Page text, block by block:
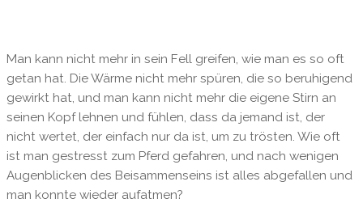
Man kann nicht mehr in sein Fell greifen, wie man es so oft
getan hat. Die Wärme nicht mehr spüren, die so beruhigend
gewirkt hat, und man kann nicht mehr die eigene Stirn an
seinen Kopf lehnen und fühlen, dass da jemand ist, der
nicht wertet, der einfach nur da ist, um zu trösten. Wie oft
ist man gestresst zum Pferd gefahren, und nach wenigen
Augenblicken des Beisammenseins ist alles abgefallen und
man konnte wieder aufatmen?